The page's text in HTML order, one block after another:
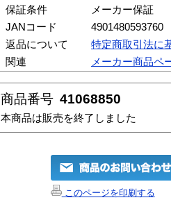
保証条件
メーカー保証
JANコード
4901480593760
返品について
特定商取引法に
関連
メーカー商品ペ
商品番号 41068850
本商品は販売を終了しました
このページを印刷する